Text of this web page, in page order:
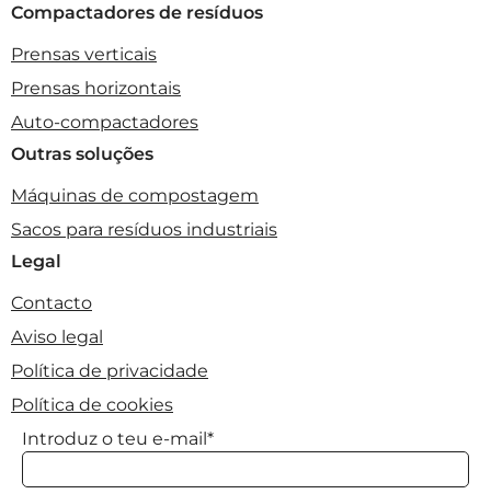
Compactadores de resíduos
Prensas verticais
Prensas horizontais
Auto-compactadores
Outras soluções
Máquinas de compostagem
Sacos para resíduos industriais
Legal
Contacto
Aviso legal
Política de privacidade
Política de cookies
Introduz o teu e-mail*